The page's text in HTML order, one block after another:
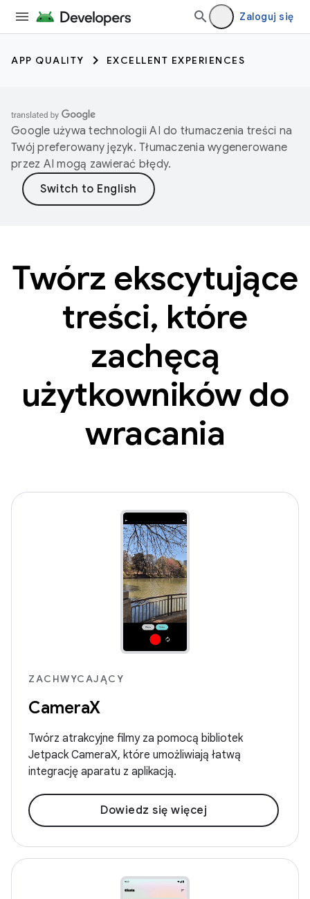
Zaloguj się
APP QUALITY EXCELLENT EXPERIENCES
Google używa technologii AI do tłumaczenia treści na
Twój preferowany język. Tłumaczenia wygenerowane
przez AI mogą zawierać błędy.
Twórz ekscytujące
treści, które
zachęcą
użytkowników do
wracania
ZACHWYCAJĄCY
CameraX
Twórz atrakcyjne filmy za pomocą bibliotek
Jetpack CameraX, które umożliwiają łatwą
integrację aparatu z aplikacją.
Dowiedz się więcej